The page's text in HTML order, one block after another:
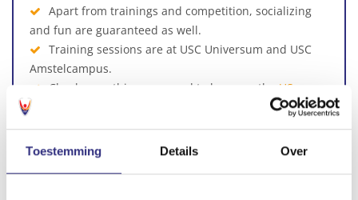
Toestemming Details Over
Apart from trainings and competition, socializing
and fun are guaranteed as well.
Training sessions are at USC Universum and USC
Amstelcampus.
Check everything you need to know on the US
Tafeltennis website